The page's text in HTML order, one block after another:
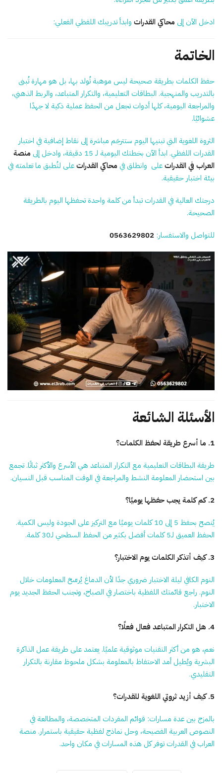
ادخل الآن إلى محاكي القدرات وابدأ تدريبك اللفظي الفعلي:
الخاتمة
حفظ الكلمات بطريقة صحيحة ليس موهبة تُولد بها، بل هو مهارة تُبنى
بالتدريب والمنهجية. البطاقات التعليمية، والتكرار المتباعد، والربط الذهني،
والمراجعة اليومية، كلها أدوات تجعل من الحفظ عملية ذكية لا جهدًا
عشوائيًا.
الثروة اللغوية التي تبنيها اليوم ستترجَم مباشرة إلى نقاط إضافية في اختبار
القدرات اللفظي. ابدأ الآن بخطتك اليومية لـ 15 دقيقة، وادخل إلى
منصة
العراب في القدراتعلى وانطلق في محاكي القدراتعلى لتُطبق ما تعلمته في
بيئة اختبار حقيقية.
درجتك العالية في القدرات تبدأ من كلمة واحدة تحفظها اليوم بالطريقة
الصحيحة.
للتواصل والاستفسار: 0563629802
الأسئلة الشائعة
1. ما أسرع طريقة لحفظ الكلمات؟
طريقة البطاقات التعليمية مع التكرار المتباعد هي الأسرع والأكثر ثباتًا. تجمع
بين استحضار المعلومة النشط والمراجعة في الوقت المناسب قبل النسيان.
2. كم كلمة يجب حفظها يوميًا؟
يُنصح بحفظ 5 إلى 10 كلمات يوميًا مع التركيز على الجودة وليس الكمية.
الحفظ العميق لـ5 كلمات أفضل بكثير من الحفظ السطحي لـ30 كلمة.
3. كيف أتذكر الكلمات يوم الاختبار؟
النوم الكافي ليلة الاختبار ضروري جدًا لأن الدماغ يُرسّخ المعلومات خلال
النوم. راجع قائمتك اللفظية باختصار في الصباح، وتجنب الحفظ الجديد يوم
الاختبار.
4. هل التكرار المتباعد فعال فعلًا؟
نعم، هو من أكثر التقنيات موثوقية علميًا. يعتمد على طريقة عمل الذاكرة
البشرية ويُطيل أمد الاحتفاظ بالمعلومة بشكل ملحوظ مقارنة بالتكرار
التقليدي.
5. كيف أزيد ثروتي اللغوية للقدرات؟
بالمزج بين عدة مسارات: قوائم المفردات المتخصصة، والمطالعة في
النصوص العربية الفصيحة، وحل نماذج لفظية حقيقية باستمرار. منصة
العراب في القدرات توفر كل هذه المسارات في مكان واحد.